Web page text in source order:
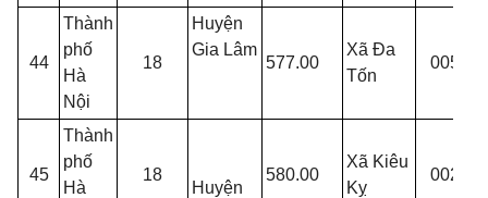
44
Thành
phố
Hà
Nội
18
Huyện
Gia Lâm
577.00
Xã Đa
Tốn
005
45
Thành
phố
Hà
18
Huyện
580.00
Xã Kiêu
Kỵ
002